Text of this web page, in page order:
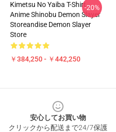
Kimetsu No Yaiba T-Shirt -
Anime Shinobu Demon Slayer
Storeandise Demon Slayer
Store
￥384,250 - ￥442,250
-20%
安心してお買い物
クリックから配送まで24/7保護